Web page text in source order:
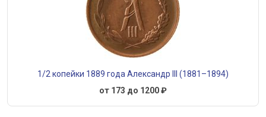
1/2 копейки 1889 года Александр III (1881–1894)
от 173 до 1200 ₽